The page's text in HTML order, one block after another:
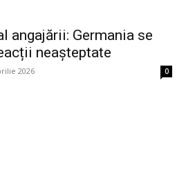
angajării: Germania se
neașteptate
2026 0